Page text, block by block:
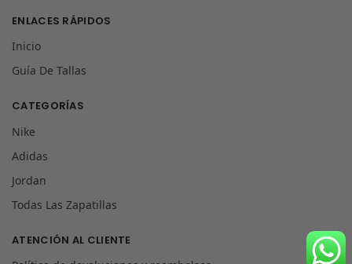
ENLACES RÁPIDOS
Inicio
Guía De Tallas
CATEGORÍAS
Nike
Adidas
Jordan
Todas Las Zapatillas
ATENCIÓN AL CLIENTE